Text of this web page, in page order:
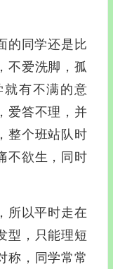
的同学还是比
不爱洗脚，孤
有不满的意
爱答不理，并
整个班站队时
不欲生，同时
所以平时走在
型，只能理短
称，同学常常